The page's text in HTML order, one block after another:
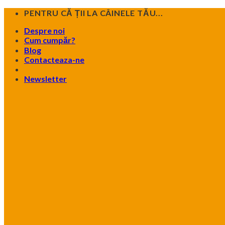
Skip
content
PENTRU CĂ ȚII LA CÂINELE TĂU...
Despre noi
Cum cumpăr?
Blog
Contacteaza-ne
Newsletter